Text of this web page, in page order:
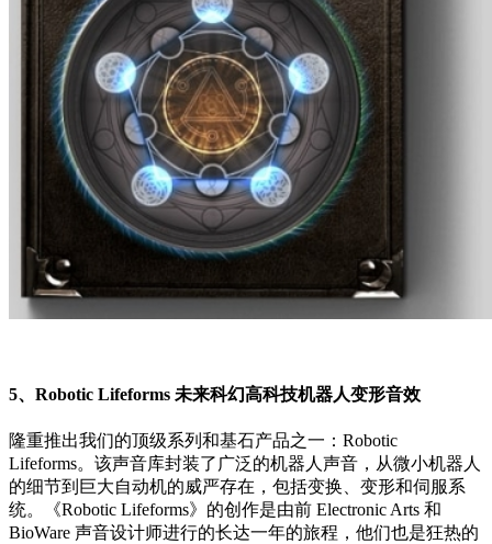
5、Robotic Lifeforms 未来科幻高科技机器人变形音效
隆重推出我们的顶级系列和基石产品之一：Robotic
Lifeforms。该声音库封装了广泛的机器人声音，从微小机器人
的细节到巨大自动机的威严存在，包括变换、变形和伺服系
统。《Robotic Lifeforms》的创作是由前 Electronic Arts 和
BioWare 声音设计师进行的长达一年的旅程，他们也是狂热的